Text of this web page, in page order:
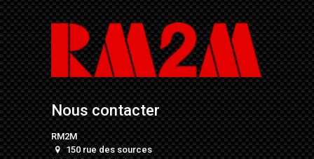
Nous contacter
RM2M
150 rue des sources